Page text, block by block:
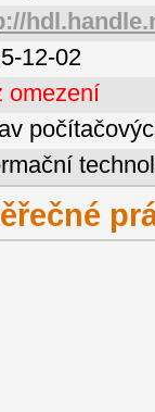
12-02
omezení